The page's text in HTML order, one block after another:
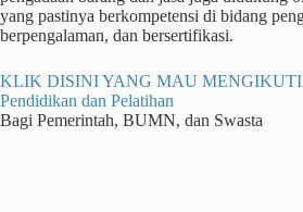
yang pastinya berkompetensi di bidang
berpengalaman, dan bersertifikasi.
KLIK DISINI YANG MAU MENGIKUTI
Pendidikan dan Pelatihan
Bagi Pemerintah, BUMN, dan Swasta